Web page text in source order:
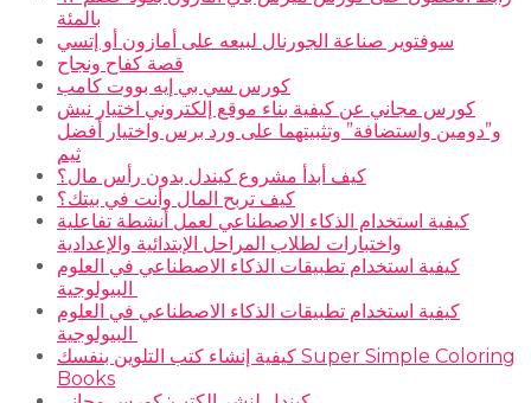
بالمئة
سوفتوير صناعة الجورنال لبيعه على أمازون أو إتسي
قصة كفاح ونجاح
كورس سي بي إيه بووت كامب
كورس مجاني عن كيفية بناء موقع إلكتروني اختيار نيش
و”دومين واستضافة” وتثبيتهما على ورد برس واختيار أفضل
ثيم
كيف أبدأ مشروع كيندل بدون رأس مال؟
كيف تربح المال وأنت في بيتك؟
كيفية استخدام الذكاء الاصطناعي لعمل أنشطة تفاعلية
واختبارات لطلاب المراحل الإبتدائية والإعدادية
كيفية استخدام تطبيقات الذكاء الاصطناعي في العلوم
كيفية استخدام تطبيقات الذكاء الاصطناعي في العلوم
كيفية إنشاء كتب التلوين بنفسك Super Simple Coloring
Books